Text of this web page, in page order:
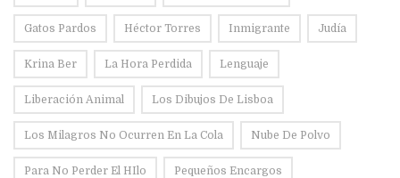
Gatos Pardos Héctor Torres Inmigrante Judía
Krina Ber La Hora Perdida Lenguaje
Liberación Animal Los Dibujos De Lisboa
Los Milagros No Ocurren En La Cola Nube De Polvo
Para No Perder El HIlo Pequeños Encargos